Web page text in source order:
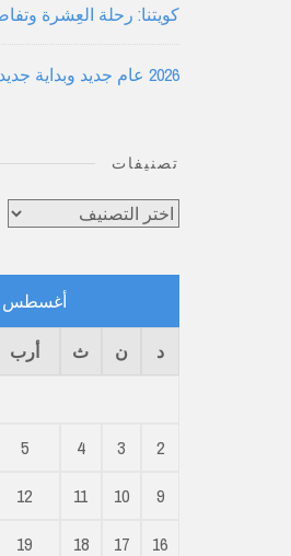
كويتنا: رحلة العِشرة
2026 عام جديد وبداية جديدة
تصنيفات
تصنيفات
أغسطس 2026
د ن ث أرب
2
3
4
5
9
10
11
12
16
17
18
19